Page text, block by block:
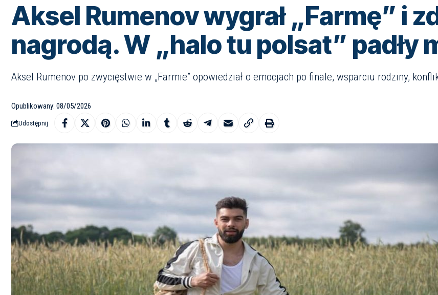
Aksel Rumenov wygrał „Farmę” i
nagrodą. W „halo tu polsat” padły
Aksel Rumenov po zwycięstwie w „Farmie” opowiedział o emocjach po finale, wsparciu rodziny,
Opublikowany: 08/05/2026
Udostępnij